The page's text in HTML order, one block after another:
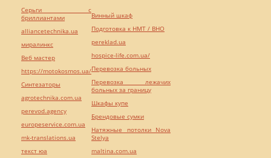
Серьги с
бриллиантами
alliancetechnika.ua
миралинкс
Веб мастер
https://motokosmos.ua/
Синтезаторы
agrotechnika.com.ua
perevod.agency
europeservice.com.ua
mk-translations.ua
текст юа
Винный шкаф
Подготовка к НМТ / ВНО
pereklad.ua
hospice-life.com.ua/
Перевозка больных
Перевозка лежачих
больных за границу
Шкафы купе
Брендовые сумки
Натяжные потолки Nova
Stelya
maltina.com.ua